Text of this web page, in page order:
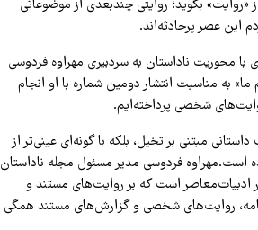
بگوید؛ روایتی چندبعدی از موضوعاتی
این عصر پرحادثه‌اند.
با محوریت ناداستان به سردبیری مهراوه فردوسی
به مناسبت انتشار دومین شماره با او انجام
شخصی پرداخته‌ایم.
مبتنی بر تخیل، بلکه با گونه‌ای عینی‌تر از
است.مهراوه فردوسی مدیر مسئول مجله ناداستان
ادبیات‌معاصر است که بر روایت‌های مستند و
روایت‌های شخصی و گزارش‌های مستند همگی